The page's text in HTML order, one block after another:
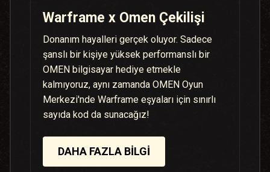
Warframe x Omen Çekilişi
Donanım hayalleri gerçek oluyor. Sadece
şanslı bir kişiye yüksek performanslı bir
OMEN bilgisayar hediye etmekle
kalmıyoruz, aynı zamanda OMEN Oyun
Merkezi'nde Warframe eşyaları için sınırlı
sayıda kod da sunacağız!
DAHA FAZLA BILGI